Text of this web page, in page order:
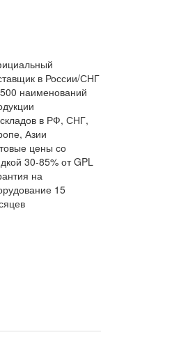
в России/СНГ
наименований
в РФ, СНГ,
Азии
цены со
30-85% от GPL
на
15